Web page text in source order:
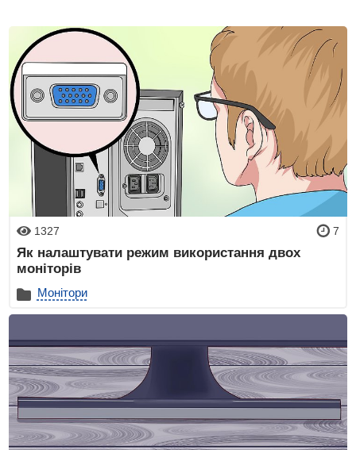
1327 7
Як налаштувати режим використання двох
моніторів
Монітори